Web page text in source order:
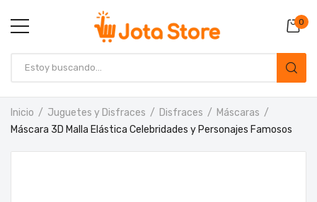
0
Inicio Juguetes y Disfraces Disfraces
Máscaras
Máscara 3D Malla Elástica Celebridades y Personajes Famosos